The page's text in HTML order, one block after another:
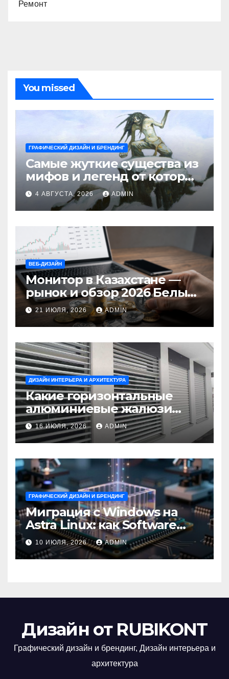
Ремонт
You missed
ГРАФИЧЕСКИЙ ДИЗАЙН И БРЕНДИНГ
Самые жуткие существа из
мифов и легенд от которых
стынет кровь
4 АВГУСТА, 2026 ADMIN
ВЕБ-ДИЗАЙН
Монитор в Казахстане —
рынок и обзор 2026 Белый
Ветер Shop.kz
21 ИЮЛЯ, 2026 ADMIN
ДИЗАЙН ИНТЕРЬЕРА И АРХИТЕКТУРА
Какие горизонтальные
алюминиевые жалюзи
выбрать для окон?
16 ИЮЛЯ, 2026 ADMIN
ГРАФИЧЕСКИЙ ДИЗАЙН И БРЕНДИНГ
Миграция с Windows на
Astra Linux: как Software
Group успешно перешла на
отечественную ОС
10 ИЮЛЯ, 2026 ADMIN
Дизайн от RUBIKONT
Графический дизайн и брендинг, Дизайн интерьера и
архитектура